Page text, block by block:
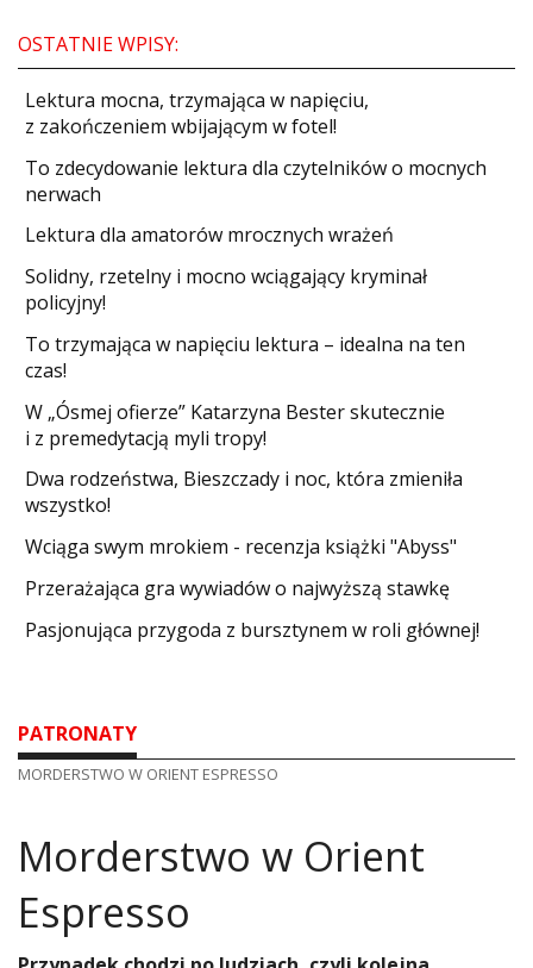
OSTATNIE WPISY:
​Lektura mocna, trzymająca w napięciu,
z zakończeniem wbijającym w fotel!
​To zdecydowanie lektura dla czytelników o mocnych
nerwach
Lektura dla amatorów mrocznych wrażeń
Solidny, rzetelny i mocno wciągający kryminał
policyjny!
​To trzymająca w napięciu lektura – idealna na ten
czas!
W „Ósmej ofierze” Katarzyna Bester skutecznie
i z premedytacją myli tropy!
Dwa rodzeństwa, Bieszczady i noc, która zmieniła
wszystko!
Wciąga swym mrokiem - recenzja książki "Abyss"
​Przerażająca gra wywiadów o najwyższą stawkę
Pasjonująca przygoda z bursztynem w roli głównej!
PATRONATY
MORDERSTWO W ORIENT ESPRESSO
Morderstwo w Orient
Espresso